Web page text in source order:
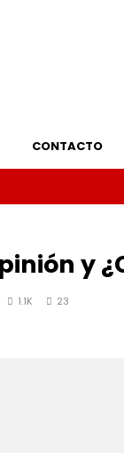
CONTACTO
y
1.1K 23